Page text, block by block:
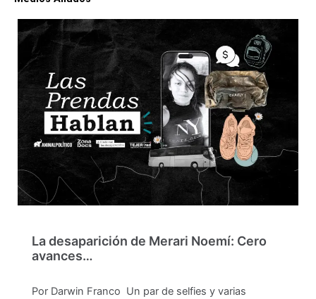
La desaparición de Merari Noemí: Cero
avances…
Por Darwin Franco Un par de selfies y varias